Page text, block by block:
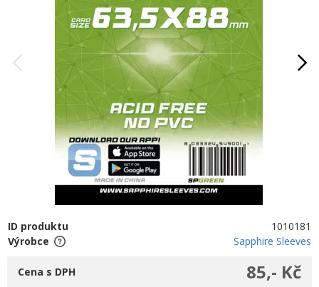
ID produktu
1010181
Výrobce
Sapphire Sleeves
85,- Kč
Cena s DPH